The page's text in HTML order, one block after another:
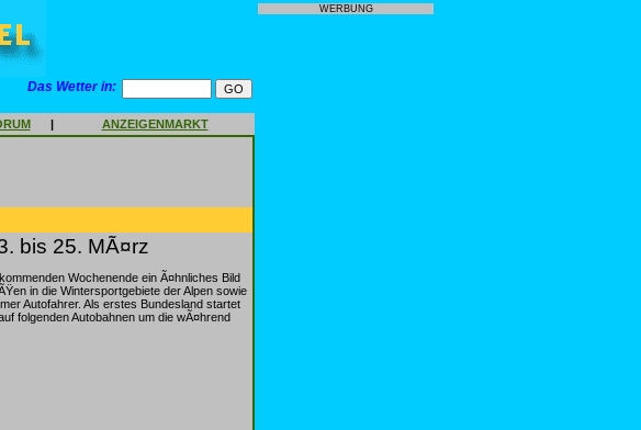
Das Wetter in:
| ANZEIGENMARKT
bis 25. MÃ¤rz
Wochenende ein Ã¤hnliches Bild
in die Wintersportgebiete der Alpen sowie
Autofahrer. Als erstes Bundesland startet
folgenden Autobahnen um die wÃ¤hrend
WERBUNG